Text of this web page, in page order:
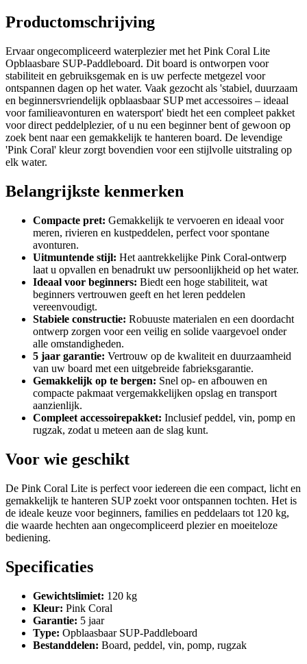
Productomschrijving
Ervaar ongecompliceerd waterplezier met het Pink Coral Lite
Opblaasbare SUP-Paddleboard. Dit board is ontworpen voor
stabiliteit en gebruiksgemak en is uw perfecte metgezel voor
ontspannen dagen op het water. Vaak gezocht als 'stabiel, duurzaam
en beginnersvriendelijk opblaasbaar SUP met accessoires – ideaal
voor familieavonturen en watersport' biedt het een compleet pakket
voor direct peddelplezier, of u nu een beginner bent of gewoon op
zoek bent naar een gemakkelijk te hanteren board. De levendige
'Pink Coral' kleur zorgt bovendien voor een stijlvolle uitstraling op
elk water.
Belangrijkste kenmerken
Compacte pret: Gemakkelijk te vervoeren en ideaal voor
meren, rivieren en kustpeddelen, perfect voor spontane
avonturen.
Uitmuntende stijl: Het aantrekkelijke Pink Coral-ontwerp
laat u opvallen en benadrukt uw persoonlijkheid op het water.
Ideaal voor beginners: Biedt een hoge stabiliteit, wat
beginners vertrouwen geeft en het leren peddelen
vereenvoudigt.
Stabiele constructie: Robuuste materialen en een doordacht
ontwerp zorgen voor een veilig en solide vaargevoel onder
alle omstandigheden.
5 jaar garantie: Vertrouw op de kwaliteit en duurzaamheid
van uw board met een uitgebreide fabrieksgarantie.
Gemakkelijk op te bergen: Snel op- en afbouwen en
compacte pakmaat vergemakkelijken opslag en transport
aanzienlijk.
Compleet accessoirepakket: Inclusief peddel, vin, pomp en
rugzak, zodat u meteen aan de slag kunt.
Voor wie geschikt
De Pink Coral Lite is perfect voor iedereen die een compact, licht en
gemakkelijk te hanteren SUP zoekt voor ontspannen tochten. Het is
de ideale keuze voor beginners, families en peddelaars tot 120 kg,
die waarde hechten aan ongecompliceerd plezier en moeiteloze
bediening.
Specificaties
Gewichtslimiet: 120 kg
Kleur: Pink Coral
Garantie: 5 jaar
Type: Opblaasbaar SUP-Paddleboard
Bestanddelen: Board, peddel, vin, pomp, rugzak